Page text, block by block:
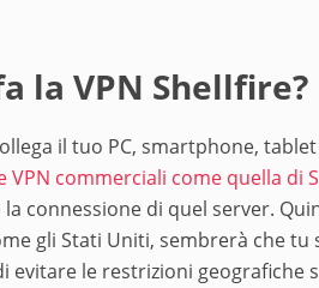
la VPN Shellfire?
il tuo PC, smartphone,
VPN commerciali come quella di
connessione di quel server.
gli Stati Uniti, sembrerà che
evitare le restrizioni